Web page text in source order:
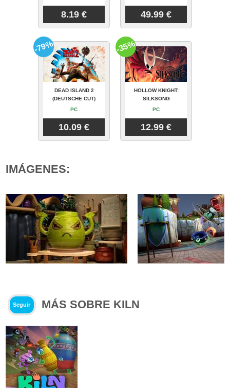
8.19 € 49.99 €
DEAD ISLAND 2
(DEUTSCHE CUT)
PC
10.09 €
-79%
HOLLOW KNIGHT:
SILKSONG
PC
12.99 €
-35%
IMÁGENES:
Seguir MÁS SOBRE KILN